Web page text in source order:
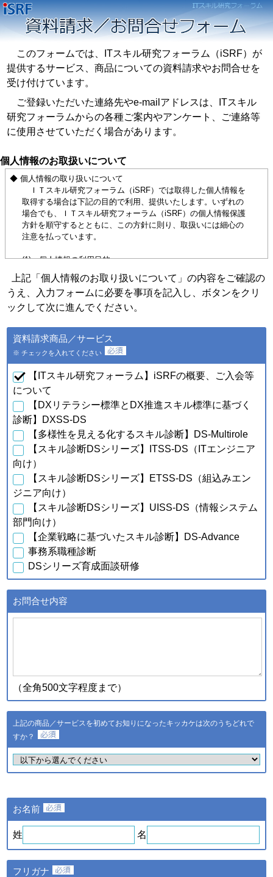
このフォームでは、ITスキル研究フォーラム（iSRF）が
提供するサービス、商品についての資料請求やお問合せを
受け付けています。
ご登録いただいた連絡先やe-mailアドレスは、ITスキル
研究フォーラムからの各種ご案内やアンケート、ご連絡等
に使用させていただく場合があります。
個人情報のお取扱いについて
◆ 個人情報の取り扱いについて
ＩＴスキル研究フォーラム（iSRF）では取得した個人情報を
取得する場合は下記の目的で利用、提供いたします。いずれの
場合でも、ＩＴスキル研究フォーラム（iSRF）の個人情報保護
方針を順守するとともに、この方針に則り、取扱いには細心の
注意を払っています。
(1) 個人情報の利用目的
個人情報の種類
利用目的
ａ．会員のお申し込みに伴
い取得した個人情報
・会員特典の提供およびご連
品・サービスの提供・改良
・提供している商品・サービ
スに関連した情報やアンケー
ｂ．資料請求・問合せに伴
い取得した個人情報
・資料請求、お問合せに対す
・ご購入・ご登録いただいた
商品・サービスの配送・提
供・代金回収のため
品・サービスの提供・改良
や、新たなサービスを開発す
・提供している商品・サービ
トなどをお届けするため
・当フォーラム取扱商品の発
案内のため
用者が診断結果データを利用
として適時スキル診断システ
ｄ．全国スキル調査へのご
協力に伴い取得した個人情
報
断結果は、統計的に処理した
適時スキル診断システムに反
映されます
ｅ．セミナー・展示会等に
よびご連絡のため
品・サービスの提供・改良
や、新たなサービスを開発す
るため
上記「個人情報のお取り扱いについて」の内容をご確認の
うえ、入力フォームに必要を事項を記入し、ボタンをクリ
ックして次に進んでください。
資料請求商品／サービス
※ チェックを入れてください
【ITスキル研究フォーラム】iSRFの概要、ご入会等
について
【DXリテラシー標準とDX推進スキル標準に基づく
診断】DXSS-DS
【多様性を見える化するスキル診断】DS-Multirole
【スキル診断DSシリーズ】ITSS-DS（ITエンジニア
向け）
【スキル診断DSシリーズ】ETSS-DS（組込みエン
ジニア向け）
【スキル診断DSシリーズ】UISS-DS（情報システム
部門向け）
【企業戦略に基づいたスキル診断】DS-Advance
事務系職種診断
DSシリーズ育成面談研修
お問合せ内容
（全角500文字程度まで）
上記の商品／サービスを初めてお知りになったキッカケは次のうちどれで
すか？
お名前
姓 名
フリガナ